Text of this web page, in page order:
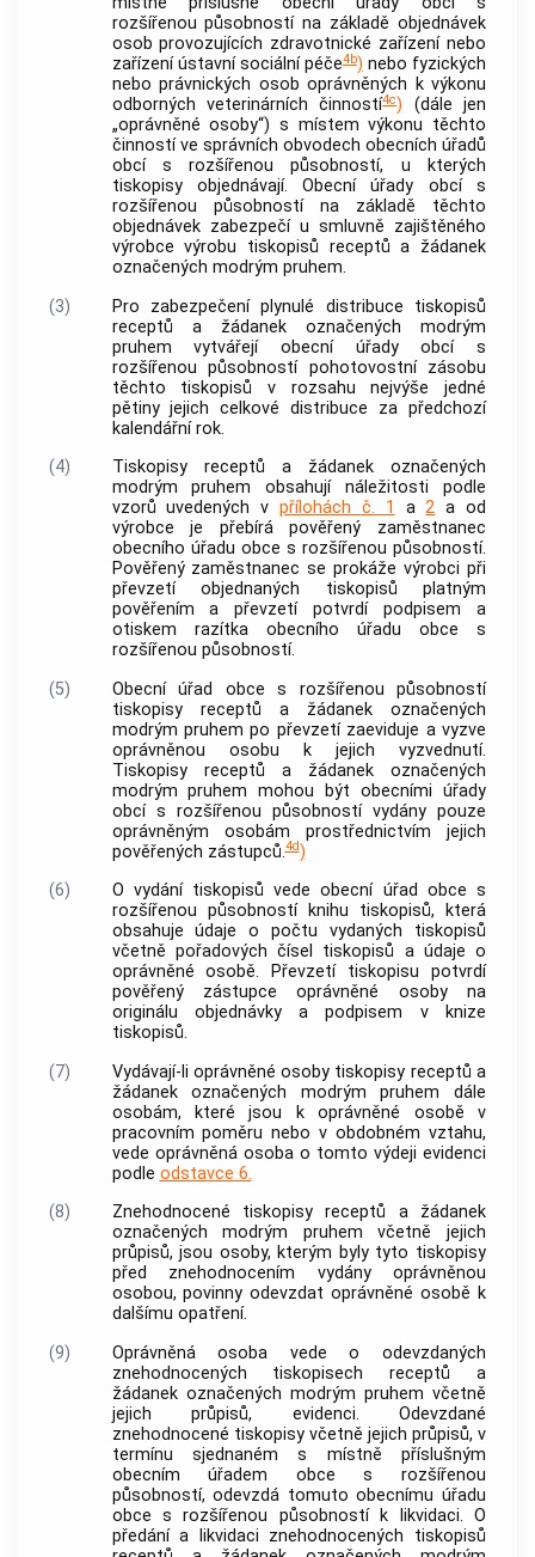
rozšířenou působností na základě objednávek
osob provozujících zdravotnické zařízení nebo
zařízení ústavní sociální péče4b) nebo fyzických
nebo právnických osob oprávněných k výkonu
odborných veterinárních činností4c) (dále jen
„oprávněné osoby“) s místem výkonu těchto
činností ve správních obvodech obecních úřadů
obcís rozšířenou působností, u kterých
tiskopisy objednávají. Obecní úřady obcís
rozšířenou působností na základě těchto
objednávek zabezpečí u smluvně zajištěného
výrobce výrobu tiskopisů receptů a žádanek
označených modrým pruhem.
(3)
Pro zabezpečení plynulé distribuce tiskopisů
receptů a žádanek označených modrým
pruhem vytvářejí obecní úřadyobcís
rozšířenou působností pohotovostní zásobu
těchto tiskopisů v rozsahu nejvýše jedné
pětiny jejich celkové distribuce za předchozí
kalendářní rok.
(4)
Tiskopisy receptů a žádanek označených
modrým pruhem obsahují náležitosti podle
vzorů uvedených v přílohách č. 1 a2 a od
výrobce je přebírá pověřený zaměstnanec
obecního úřadu obce s rozšířenou působností.
Pověřený zaměstnanec se prokáže výrobci při
převzetí objednaných tiskopisů platným
pověřením a převzetí potvrdí podpisem a
otiskem razítka obecního úřadu obce s
rozšířenou působností.
(5)
Obecní úřad obce s rozšířenou působností
tiskopisy receptů a žádanek označených
modrým pruhem po převzetí zaeviduje a vyzve
oprávněnou osobu k jejich vyzvednutí.
Tiskopisy receptů a žádanek označených
modrým pruhem mohou být obecními úřady
obcís rozšířenou působností vydány pouze
oprávněným osobám prostřednictvím jejich
pověřených zástupců.4d)
(6)
O vydání tiskopisů vede obecní úřad obce s
rozšířenou působností knihu tiskopisů, která
obsahuje údaje o počtu vydaných tiskopisů
včetně pořadových čísel tiskopisů a údaje o
oprávněné osobě. Převzetí tiskopisu potvrdí
pověřený zástupce oprávněné osoby na
originálu objednávky a podpisem v knize
tiskopisů.
(7)
Vydávají-li oprávněné osoby tiskopisy receptů a
žádanek označených modrým pruhem dále
osobám, které jsou k oprávněné osobě v
pracovním poměru nebo v obdobném vztahu,
vede oprávněná osoba o tomto výdeji evidenci
podle odstavce 6.
(8)
Znehodnocené tiskopisy receptů a žádanek
označených modrým pruhem včetně jejich
průpisů, jsou osoby, kterým byly tyto tiskopisy
před znehodnocením vydány oprávněnou
osobou, povinny odevzdat oprávněné osobě k
dalšímu opatření.
(9)
Oprávněná osoba vede o odevzdaných
znehodnocených tiskopisech receptů a
žádanek označených modrým pruhem včetně
jejich průpisů, evidenci. Odevzdané
znehodnocené tiskopisy včetně jejich průpisů, v
termínu sjednaném s místně příslušným
obecním úřadem obce s rozšířenou
působností, odevzdá tomuto obecnímu úřadu
obce s rozšířenou působností k likvidaci. O
předání a likvidaci znehodnocených tiskopisů